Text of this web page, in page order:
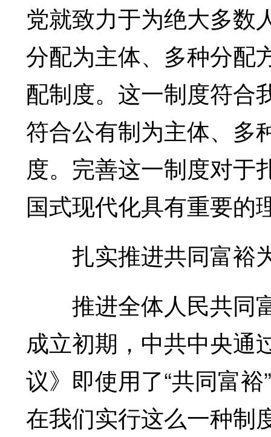
党就致力于为绝大多数
分配为主体、多种分配
配制度。这一制度符合
符合公有制为主体、多
度。完善这一制度对于
国式现代化具有重要的
扎实推进共同富裕
推进全体人民共同
成立初期，中共中央通
议》即使用了“共同富
在我们实行这么一种制